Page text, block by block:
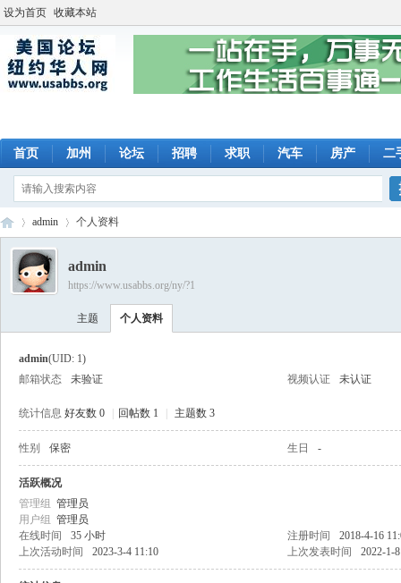
设为首页 收藏本站
首页 加州 论坛 招聘 求职 汽车 房产 二
›
admin 个人资料
admin
https://www.usabbs.org/ny/?1
主题 个人资料
admin(UID: 1)
邮箱状态
未验证 视频认证 未认证
统计信息 好友数 0 回帖数 1 主题数 3
性别 保密 生日 -
活跃概况
管理组 管理员
用户组 管理员
在线时间
35 小时 注册时间
2018-4-16
上次活动时间
2023-3-4 11:10 上次发表时间 2022-1-